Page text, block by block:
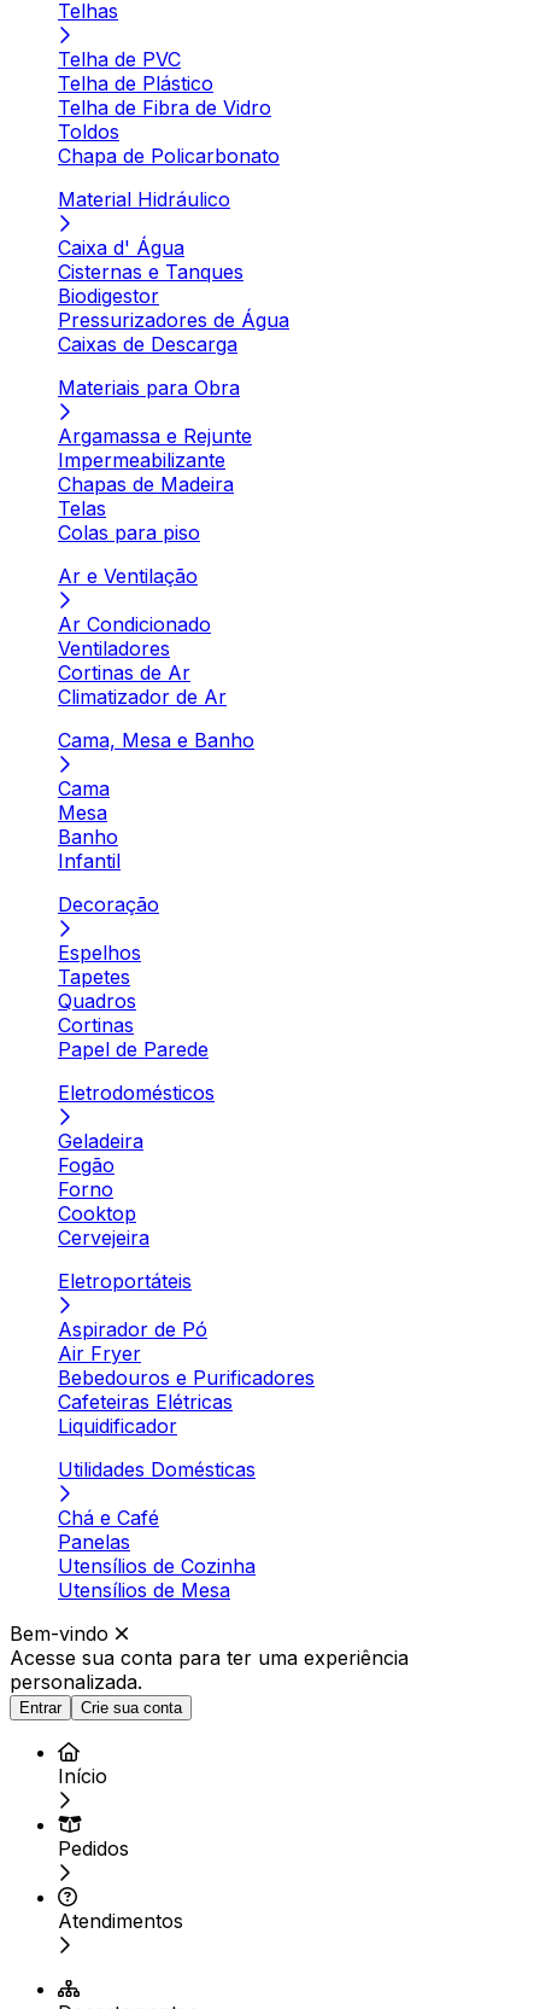
Telhas
Telha de PVC
Telha de Plástico
Telha de Fibra de Vidro
Toldos
Chapa de Policarbonato
Material Hidráulico
Caixa d' Água
Cisternas e Tanques
Biodigestor
Pressurizadores de Água
Caixas de Descarga
Materiais para Obra
Argamassa e Rejunte
Impermeabilizante
Chapas de Madeira
Telas
Colas para piso
Ar e Ventilação
Ar Condicionado
Ventiladores
Cortinas de Ar
Climatizador de Ar
Cama, Mesa e Banho
Cama
Mesa
Banho
Infantil
Decoração
Espelhos
Tapetes
Quadros
Cortinas
Papel de Parede
Eletrodomésticos
Geladeira
Fogão
Forno
Cooktop
Cervejeira
Eletroportáteis
Aspirador de Pó
Air Fryer
Bebedouros e Purificadores
Cafeteiras Elétricas
Liquidificador
Utilidades Domésticas
Chá e Café
Panelas
Utensílios de Cozinha
Utensílios de Mesa
Bem-vindo
Acesse sua conta para ter uma experiência
personalizada.
Entrar Crie sua conta
Início
Pedidos
Atendimentos